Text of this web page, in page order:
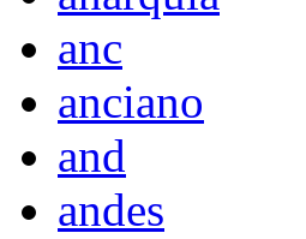
anc
anciano
and
andes